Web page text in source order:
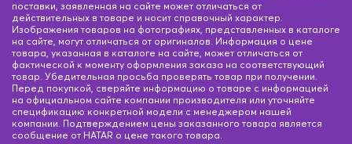
поставки, заявленная на сайте может отличаться от
действительных в товаре и носит справочный характер.
Изображения товаров на фотографиях, представленных в каталоге
на сайте, могут отличаться от оригиналов. Информация о цене
товара, указанная в каталоге на сайте, может отличаться от
фактической к моменту оформления заказа на соответствующий
товар. Убедительная просьба проверять товар при получении.
Перед покупкой, сверяйте информацию о товаре с информацией
на официальном сайте компании производителя или уточняйте
спецификацию конкретной модели с менеджером нашей
компании. Подтверждением цены заказанного товара является
сообщение от HATAR о цене такого товара.